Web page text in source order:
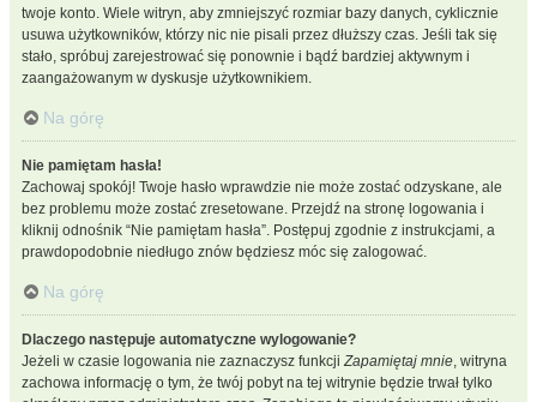
twoje konto. Wiele witryn, aby zmniejszyć rozmiar bazy danych, cyklicznie
usuwa użytkowników, którzy nic nie pisali przez dłuższy czas. Jeśli tak się
stało, spróbuj zarejestrować się ponownie i bądź bardziej aktywnym i
zaangażowanym w dyskusje użytkownikiem.
Na górę
Nie pamiętam hasła!
Zachowaj spokój! Twoje hasło wprawdzie nie może zostać odzyskane, ale
bez problemu może zostać zresetowane. Przejdź na stronę logowania i
kliknij odnośnik “Nie pamiętam hasła”. Postępuj zgodnie z instrukcjami, a
prawdopodobnie niedługo znów będziesz móc się zalogować.
Na górę
Dlaczego następuje automatyczne wylogowanie?
Jeżeli w czasie logowania nie zaznaczysz funkcjiZapamiętaj mnie, witryna
zachowa informację o tym, że twój pobyt na tej witrynie będzie trwał tylko